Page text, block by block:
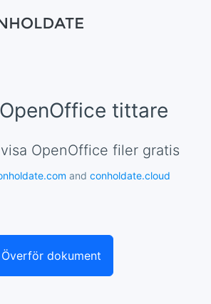
tittare
visa OpenOffice filer gratis
and conholdate.cloud
Överför dokument